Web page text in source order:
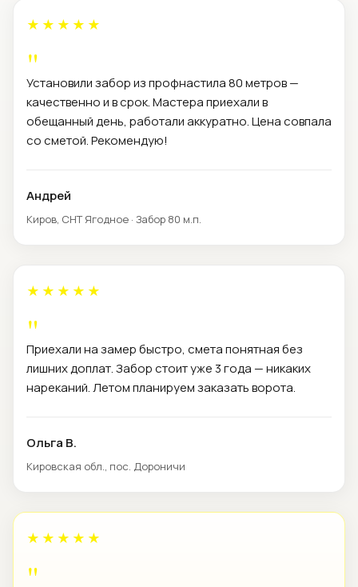
★★★★★
Установили забор из профнастила 80 метров —
качественно и в срок. Мастера приехали в
обещанный день, работали аккуратно. Цена совпала
со сметой. Рекомендую!
Андрей
Киров, СНТ Ягодное · Забор 80 м.п.
★★★★★
Приехали на замер быстро, смета понятная без
лишних доплат. Забор стоит уже 3 года — никаких
нареканий. Летом планируем заказать ворота.
Ольга В.
Кировская обл., пос. Дороничи
★★★★★